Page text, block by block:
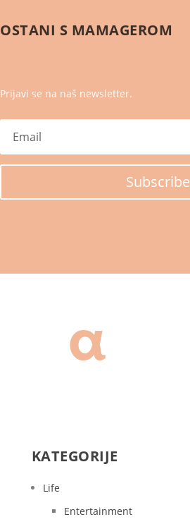
OSTANI S MAMAGEROM
Prijavi se na naš newsletter.
Subscribe
KATEGORIJE
Life
Entertainment